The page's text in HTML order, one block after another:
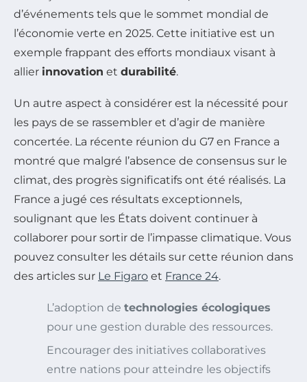
d’événements tels que le sommet mondial de
l’économie verte en 2025. Cette initiative est un
exemple frappant des efforts mondiaux visant à
allier innovation et durabilité.
Un autre aspect à considérer est la nécessité pour
les pays de se rassembler et d’agir de manière
concertée. La récente réunion du G7 en France a
montré que malgré l’absence de consensus sur le
climat, des progrès significatifs ont été réalisés. La
France a jugé ces résultats exceptionnels,
soulignant que les États doivent continuer à
collaborer pour sortir de l’impasse climatique. Vous
pouvez consulter les détails sur cette réunion dans
des articles sur Le Figaro et France 24.
L’adoption de technologies écologiques
pour une gestion durable des ressources.
Encourager des initiatives collaboratives
entre nations pour atteindre les objectifs